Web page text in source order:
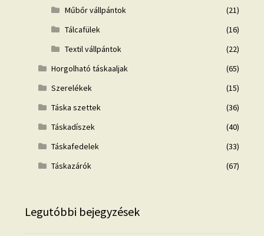
Műbőr vállpántok
(21)
Tálcafülek
(16)
Textil vállpántok
(22)
Horgolható táskaaljak
(65)
Szerelékek
(15)
Táska szettek
(36)
Táskadíszek
(40)
Táskafedelek
(33)
Táskazárók
(67)
Legutóbbi bejegyzések